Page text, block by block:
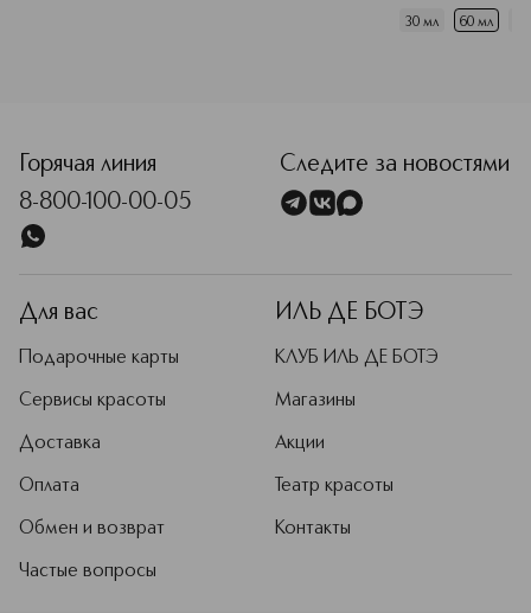
30 мл 60 мл
Горячая линия
8-800-100-00-05
Следите за новостями
Для вас
Подарочные карты
Сервисы красоты
Доставка
Оплата
Обмен и возврат
Частые вопросы
ИЛЬ ДЕ БОТЭ
КЛУБ ИЛЬ ДЕ БОТЭ
Магазины
Акции
Театр красоты
Контакты